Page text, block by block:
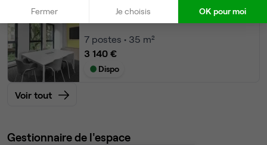
Bureau privé• 1er étage
7 postes • 35 m²
3 140 €
Dispo
Voir tout
Gestionnaire de l'espace
Fermer Je choisis OK pour moi